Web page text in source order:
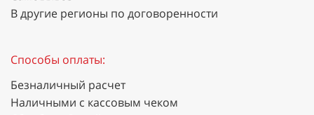
В другие регионы по договоренности
Способы оплаты:
Безналичный расчет
Наличными с кассовым чеком